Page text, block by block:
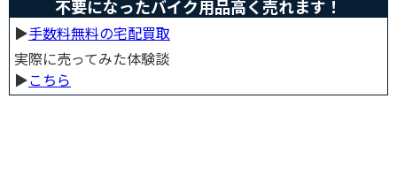
不要になったバイク用品高く売れます！
▶︎手数料無料の宅配買取
実際に売ってみた体験談
▶︎こちら